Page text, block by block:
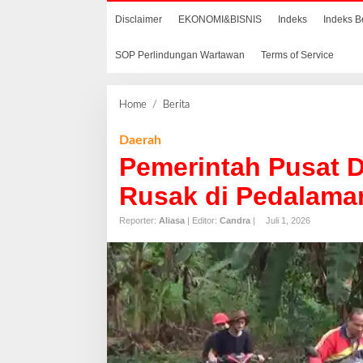
Disclaimer EKONOMI&BISNIS Indeks Indeks
SOP Perlindungan Wartawan Terms of Service
Home / Berita
r
n
h
P
u
s
a
t
D
Daerah
Pemerintah Pusat
Rusak di
Reporter: Aliasa | Editor: Candra | Juli 1, 2026